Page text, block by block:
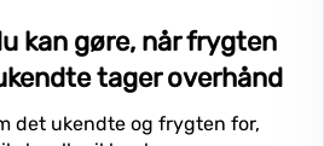
kan gøre, når frygten
tager overhånd
det ukendte og frygten for,